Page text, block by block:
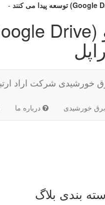
-
درباره ما خورشیدی
بندی بلاگ